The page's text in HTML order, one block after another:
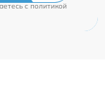
c политикой